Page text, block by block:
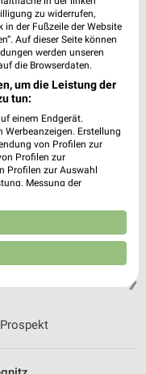
❯
zu widerrufen,
in der Fußzeile der Website
Auf dieser Seite können
werden unseren
die Browserdaten.
um die Leistung der
tun:
einem Endgerät.
Erstellung
von Profilen zur
Profilen zur
Profilen zur Auswahl
Messung der
Entwicklung und
Daten zur Auswahl
weitergegeben und in die